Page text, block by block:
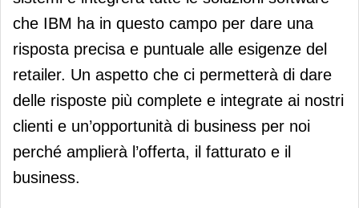
che IBM ha in questo campo per dare una
risposta precisa e puntuale alle esigenze del
retailer. Un aspetto che ci permetterà di dare
delle risposte più complete e integrate ai nostri
clienti e un’opportunità di business per noi
perché amplierà l’offerta, il fatturato e il
business.